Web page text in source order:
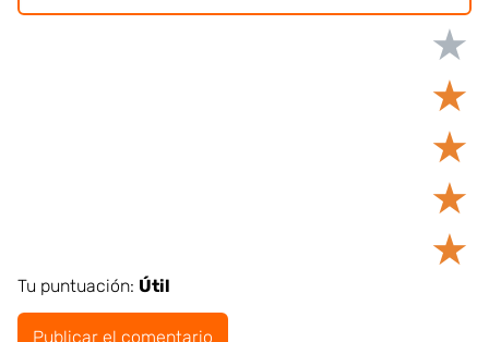
★
★
★
★
★
Tu puntuación: Útil